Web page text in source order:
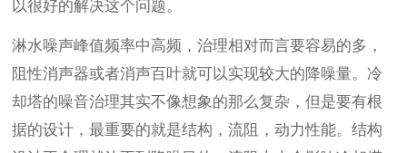
以很好的解决这个问题。
淋水噪声峰值频率中高频，治理相对而言要容易的多，
阻性消声器或者消声百叶就可以实现较大的降噪量。冷
却塔的噪音治理其实不像想象的那么复杂，但是要有根
据的设计，最重要的就是结构，流阻，动力性能。结构